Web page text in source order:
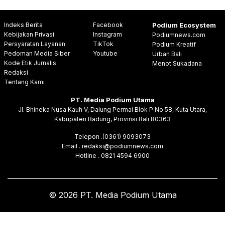
Indeks Berita
Kebijakan Privasi
Persyaratan Layanan
Pedoman Media Siber
Kode Etik Jurnalis
Redaksi
Tentang Kami
Facebook
Instagram
TikTok
Youtube
Podium Ecosystem
Podiumnews.com
Podium Kreatif
Urban Bali
Menot Sukadana
PT. Media Podium Utama
Jl. Bhineka Nusa Kauh V, Dalung Permai Blok P No 58, Kuta Utara,
Kabupaten Badung, Provinsi Bali 80363
Telepon .(0361) 9093073
Email . redaksi@podiumnews.com
Hotline . 0821 4594 6900
© 2026 PT. Media Podium Utama